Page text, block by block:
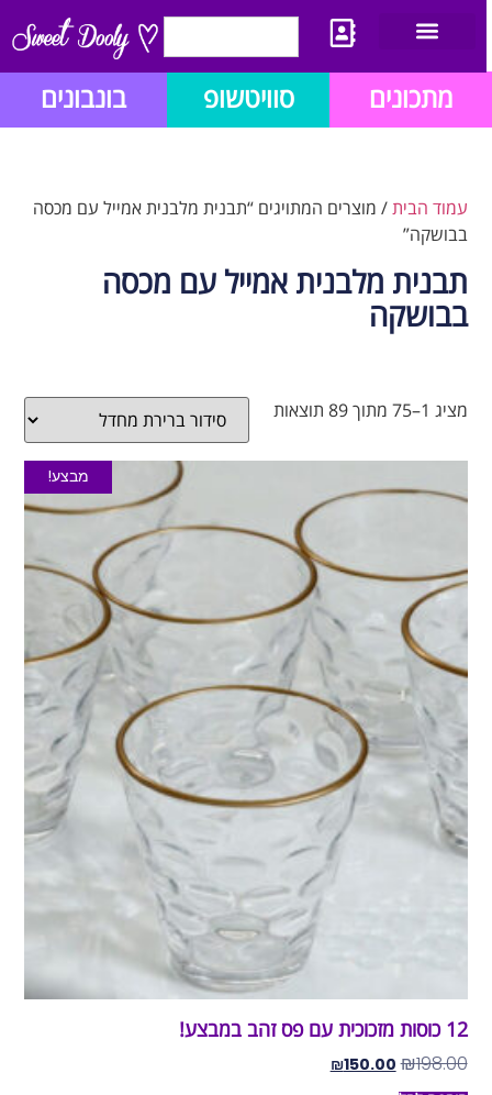
מתכונים סוויטשופ בונבונים
עמוד הבית/ מוצרים המתויגים “תבנית מלבנית אמייל עם מכסה
בבושקה”
תבנית מלבנית אמייל עם מכסה
בבושקה
מציג 1–75 מתוך 89 תוצאות
מבצע!
12 כוסות מזכוכית עם פס זהב במבצע!
₪198.00
₪150.00